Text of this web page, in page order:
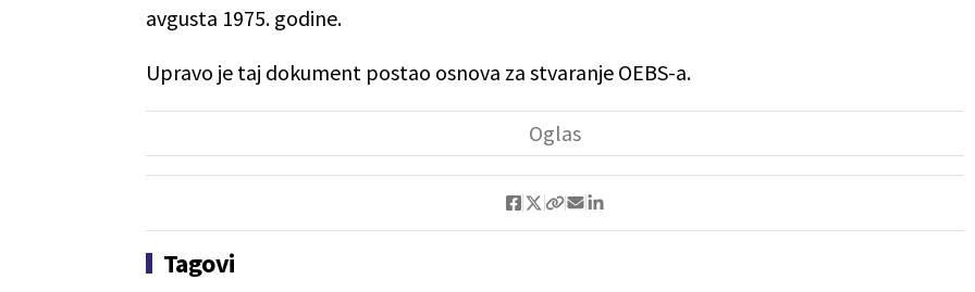
avgusta 1975. godine.
Upravo je taj dokument postao osnova za stvaranje OEBS-a.
Tagovi